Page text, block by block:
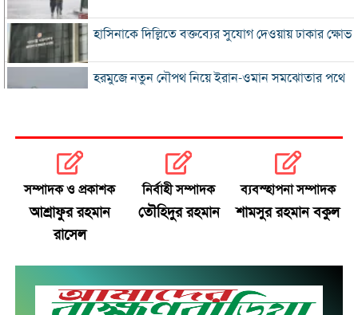
হাসিনাকে দিল্লিতে বক্তব্যের সুযোগ দেওয়ায় ঢাকার ক্ষোভ
হরমুজে নতুন নৌপথ নিয়ে ইরান-ওমান সমঝোতার পথে
ভুল স্বীকার করে ক্ষমা চাইল ফিফা
স্বর্ণের ভরি বাড়ল প্রায় ১০ হাজার টাকা
সচিবালয়মুখী ১১ দলীয় পদযাত্রায় পুলিশের বাধা
সম্পাদক ও প্রকাশক
আশ্রাফুর রহমান
রাসেল
নির্বাহী সম্পাদক
তৌহিদুর রহমান
ব্যবস্হাপনা সম্পাদক
শামসুর রহমান বকুল